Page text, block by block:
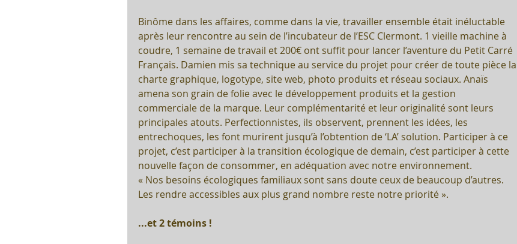
Binôme dans les affaires, comme dans la vie, travailler ensemble était inéluctable
après leur rencontre au sein de l’incubateur de l’ESC Clermont. 1 vieille machine à
coudre, 1 semaine de travail et 200€ ont suffit pour lancer l’aventure du Petit Carré
Français. Damien mis sa technique au service du projet pour créer de toute pièce la
charte graphique, logotype, site web, photo produits et réseau sociaux. Anaïs
amena son grain de folie avec le développement produits et la gestion
commerciale de la marque. Leur complémentarité et leur originalité sont leurs
principales atouts. Perfectionnistes, ils observent, prennent les idées, les
entrechoques, les font murirent jusqu’à l’obtention de ‘LA’ solution. Participer à ce
projet, c’est participer à la transition écologique de demain, c’est participer à cette
nouvelle façon de consommer, en adéquation avec notre environnement.
« Nos besoins écologiques familiaux sont sans doute ceux de beaucoup d’autres.
Les rendre accessibles aux plus grand nombre reste notre priorité ».
...et 2 témoins !